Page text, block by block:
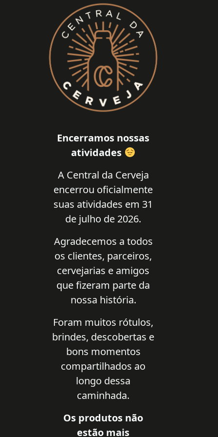
Encerramos nossas
atividades
A Central da Cerveja
encerrou oficialmente
suas atividades em 31
de julho de 2026.
Agradecemos a todos
os clientes, parceiros,
cervejarias e amigos
que fizeram parte da
nossa história.
Foram muitos rótulos,
brindes, descobertas e
bons momentos
compartilhados ao
longo dessa
caminhada.
Os produtos não
estão mais